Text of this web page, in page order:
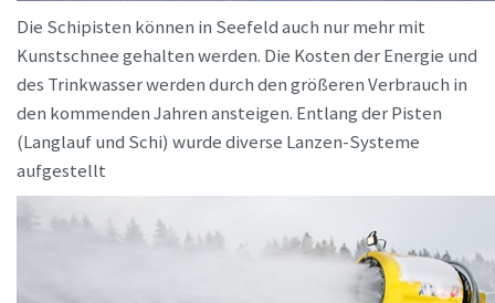
Die Schipisten können in Seefeld auch nur mehr mit
Kunstschnee gehalten werden. Die Kosten der Energie und
des Trinkwasser werden durch den größeren Verbrauch in
den kommenden Jahren ansteigen. Entlang der Pisten
(Langlauf und Schi) wurde diverse Lanzen-Systeme
aufgestellt